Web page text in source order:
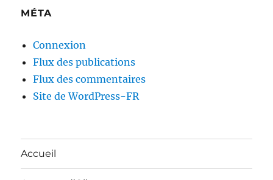
MÉTA
Connexion
Flux des publications
Flux des commentaires
Site de WordPress-FR
Accueil